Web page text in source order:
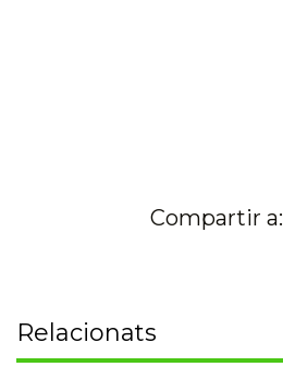
Compartir a:
Relacionats